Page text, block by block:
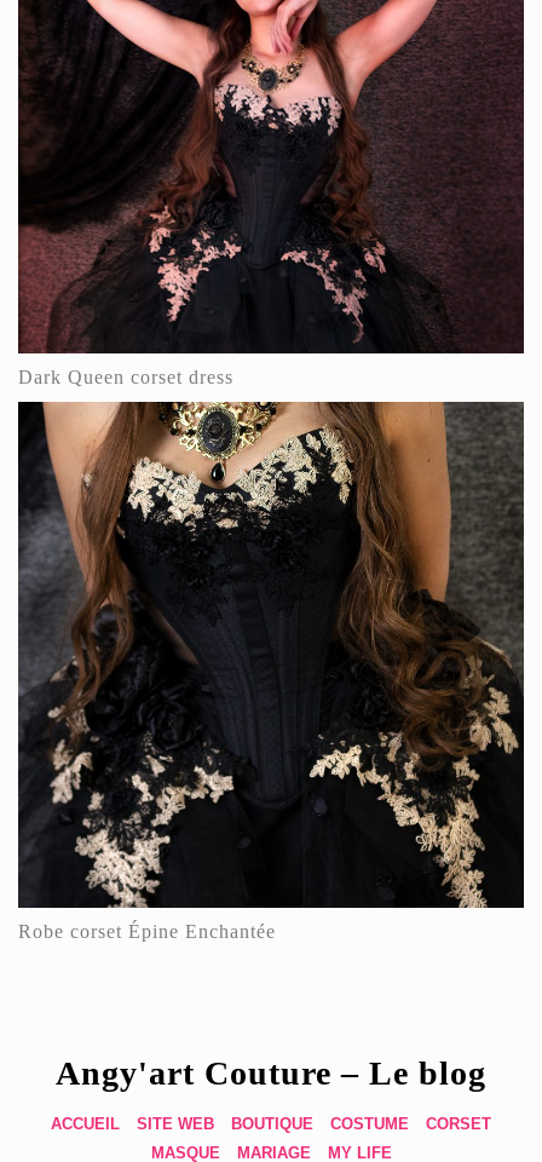
Dark Queen corset dress
Robe corset Épine Enchantée
Angy'art Couture – Le blog
ACCUEIL SITE WEB BOUTIQUE COSTUME
CORSET
MASQUE
MARIAGE MY LIFE